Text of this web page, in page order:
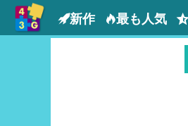
新作 最も人気